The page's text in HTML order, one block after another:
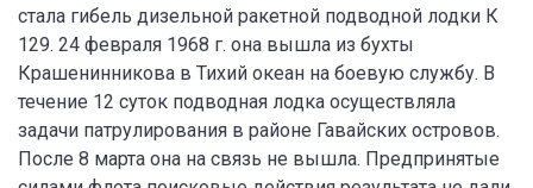
стала гибель дизельной ракетной подводной лодки К
129. 24 февраля 1968 г. она вышла из бухты
Крашенинникова в Тихий океан на боевую службу. В
течение 12 суток подводная лодка осуществляла
задачи патрулирования в районе Гавайских островов.
После 8 марта она на связь не вышла. Предпринятые